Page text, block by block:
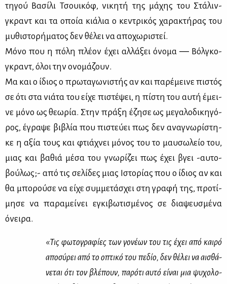
τη­γού Βα­σί­λι Τσουι­κόφ, νι­κη­τή της μά­χης του Στά­λιν­
γκραντ και τα οποία κιά­λια ο κε­ντρι­κός χα­ρα­κτή­ρας του
μυ­θι­στο­ρή­μα­τος δεν θέ­λει να απο­χω­ρι­στεί.
Μό­νο που η πό­λη πλέ­ον έχει αλ­λά­ξει όνο­μα ― Βόλ­γκο­
γκραντ, όλοι την ονο­μά­ζουν.
Μα και ο ίδιος ο πρω­τα­γω­νι­στής αν και πα­ρέ­μει­νε πι­στός
σε ότι στα νιά­τα του εί­χε πι­στέ­ψει, η πί­στη του αυ­τή έμει­
νε μό­νο ως θε­ω­ρία. Στην πρά­ξη έζη­σε ως με­γα­λο­δι­κη­γό­
ρος, έγρα­ψε βι­βλία που πι­στεύ­ει πως δεν ανα­γνω­ρί­στη­
κε η αξία τους και φτιά­χνει μό­νος του το μαυ­σω­λείο του,
μιας και βα­θιά μέ­σα του γνω­ρί­ζει πως έχει βγει -αυ­το­
βού­λως;- από τις σε­λί­δες μιας Ιστο­ρί­ας που ο ίδιος αν και
θα μπο­ρού­σε να εί­χε συμ­με­τά­σχει στη γρα­φή της, προ­τί­
μη­σε να πα­ρα­μεί­νει εγκι­βω­τι­σμέ­νος σε δια­ψευ­σμέ­να
όνει­ρα.
«Τις φω­το­γρα­φί­ες των γο­νέ­ων του τις έχει από και­ρό
απο­σύ­ρει από το οπτι­κό του πε­δίο, δεν θέ­λει να αι­σθά­
νε­ται ότι τον βλέ­πουν, πα­ρό­τι αυ­τό εί­ναι μια ψυ­χο­λο­